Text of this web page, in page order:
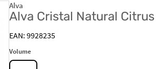
Alva
Alva Cristal Natural
9928235
Volume